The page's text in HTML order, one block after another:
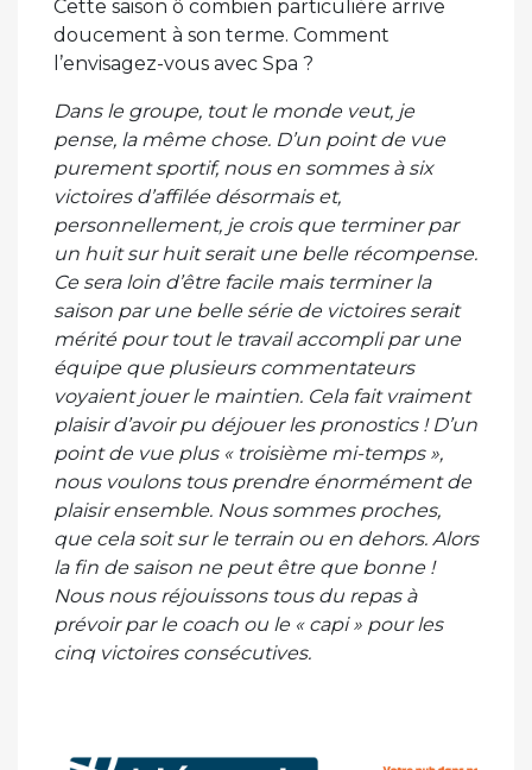
Cette saison ô combien particulière arrive
doucement à son terme. Comment
l’envisagez-vous avec Spa ?
Dans le groupe, tout le monde veut, je
pense, la même chose. D’un point de vue
purement sportif, nous en sommes à six
victoires d’affilée désormais et,
personnellement, je crois que terminer par
un huit sur huit serait une belle récompense.
Ce sera loin d’être facile mais terminer la
saison par une belle série de victoires serait
mérité pour tout le travail accompli par une
équipe que plusieurs commentateurs
voyaient jouer le maintien. Cela fait vraiment
plaisir d’avoir pu déjouer les pronostics ! D’un
point de vue plus « troisième mi-temps »,
nous voulons tous prendre énormément de
plaisir ensemble. Nous sommes proches,
que cela soit sur le terrain ou en dehors. Alors
la fin de saison ne peut être que bonne !
Nous nous réjouissons tous du repas à
prévoir par le coach ou le « capi » pour les
cinq victoires consécutives.